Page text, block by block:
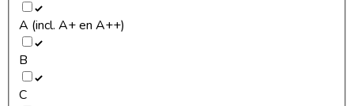
A (incl. A+ en A++)
B
C